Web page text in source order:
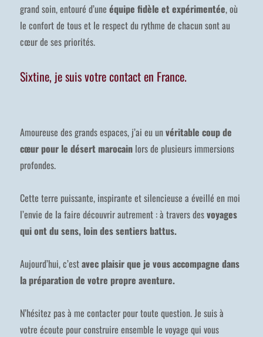
grand soin, entouré d’uneéquipe fidèle et expérimentée, où
le confort de tous et le respect du rythme de chacun sont au
cœur de ses priorités.
Sixtine, je suis votre contact en France.
Amoureuse des grands espaces, j’ai eu unvéritable coup de
cœur pour le désert marocain lors de plusieurs immersions
profondes.
Cette terre puissante, inspirante et silencieuse a éveillé en moi
l’envie de la faire découvrir autrement : à travers desvoyages
qui ont du sens, loin des sentiers battus.
Aujourd’hui, c’estavec plaisir que je vous accompagne dans
la préparation de votre propre aventure.
N’hésitez pas à me contacter pour toute question. Je suis à
votre écoute pour construire ensemble le voyage qui vous